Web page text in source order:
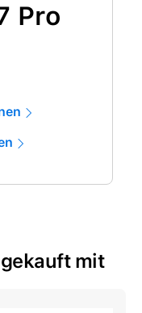
Pro
mit